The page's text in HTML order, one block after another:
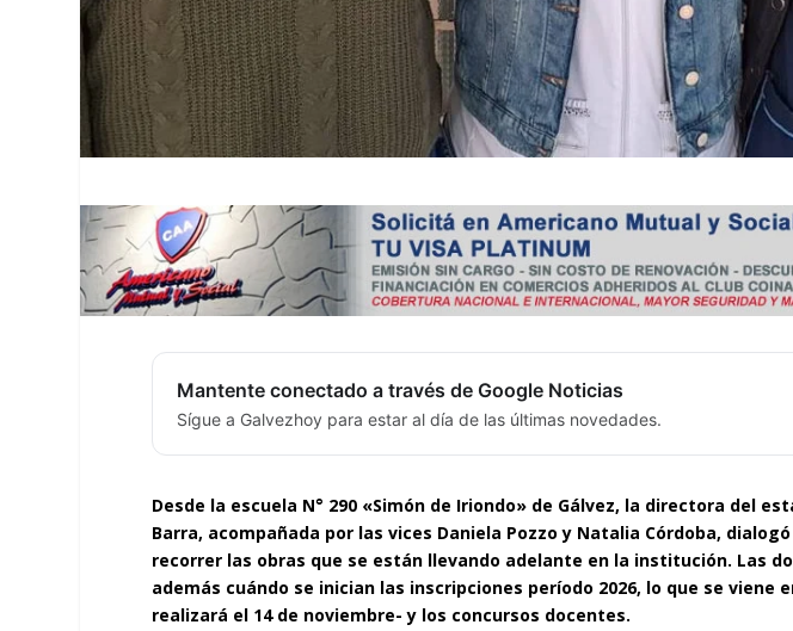
Mantente conectado a través de Google Noticias
Sígue a Galvezhoy para estar al día de las últimas novedades.
Desde la escuela N° 290 «Simón de Iriondo» de Gálvez, la directora del
Barra, acompañada por las vices Daniela Pozzo y Natalia Córdoba,
recorrer las obras que se están llevando adelante en la institución. Las
además cuándo se inician las inscripciones período 2026, lo que se viene
realizará el 14 de noviembre- y los concursos docentes.